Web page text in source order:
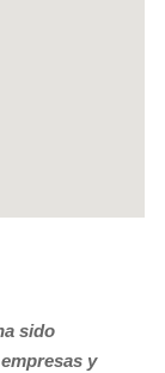
sido
y